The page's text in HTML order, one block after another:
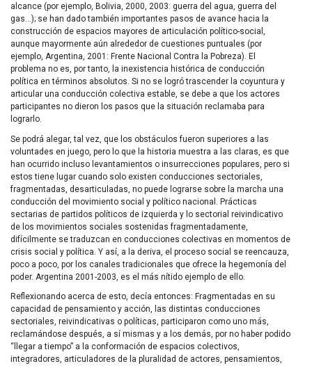
alcance (por ejemplo, Bolivia, 2000, 2003: guerra del agua, guerra del
gas…); se han dado también importantes pasos de avance hacia la
construcción de espacios mayores de articulación político-social,
aunque mayormente aún alrededor de cuestiones puntuales (por
ejemplo, Argentina, 2001: Frente Nacional Contra la Pobreza). El
problema no es, por tanto, la inexistencia histórica de conducción
política en términos absolutos. Si no se logró trascender la coyuntura y
articular una conducción colectiva estable, se debe a que los actores
participantes no dieron los pasos que la situación reclamaba para
lograrlo.
Se podrá alegar, tal vez, que los obstáculos fueron superiores a las
voluntades en juego, pero lo que la historia muestra a las claras, es que
han ocurrido incluso levantamientos o insurrecciones populares, pero si
estos tiene lugar cuando solo existen conducciones sectoriales,
fragmentadas, desarticuladas, no puede lograrse sobre la marcha una
conducción del movimiento social y político nacional. Prácticas
sectarias de partidos políticos de izquierda y lo sectorial reivindicativo
de los movimientos sociales sostenidas fragmentadamente,
difícilmente se traduzcan en conducciones colectivas en momentos de
crisis social y política. Y así, a la deriva, el proceso social se reencauza,
poco a poco, por los canales tradicionales que ofrece la hegemonía del
poder. Argentina 2001-2003, es el más nítido ejemplo de ello.
Reflexionando acerca de esto, decía entonces: Fragmentadas en su
capacidad de pensamiento y acción, las distintas conducciones
sectoriales, reivindicativas o políticas, participaron como uno más,
reclamándose después, a sí mismas y a los demás, por no haber podido
“llegar a tiempo” a la conformación de espacios colectivos,
integradores, articuladores de la pluralidad de actores, pensamientos,